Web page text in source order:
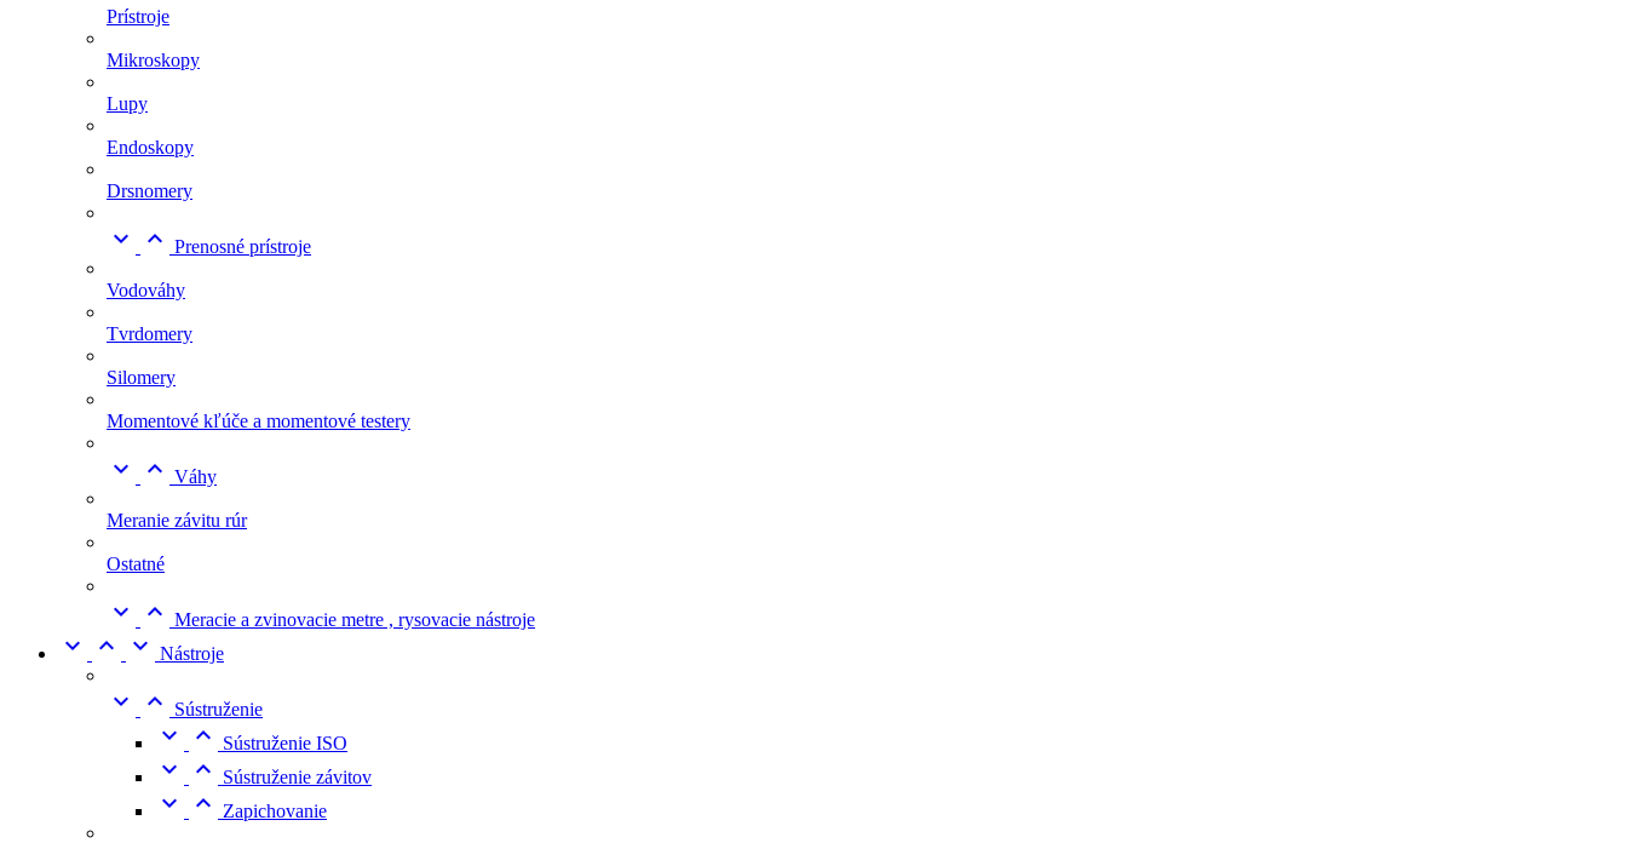
Prístroje
Mikroskopy
Lupy
Endoskopy
Drsnomery
  Prenosné prístroje
Vodováhy
Tvrdomery
Silomery
Momentové kľúče a momentové testery
  Váhy
Meranie závitu rúr
Ostatné
  Meracie a zvinovacie metre , rysovacie nástroje
   Nástroje
  Sústruženie
  Sústruženie ISO
  Sústruženie závitov
  Zapichovanie